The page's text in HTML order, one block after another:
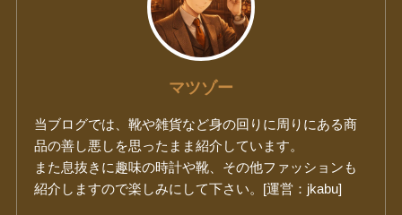
マツゾー
当ブログでは、靴や雑貨など身の回りに周りにある商
品の善し悪しを思ったまま紹介しています。
また息抜きに趣味の時計や靴、その他ファッションも
紹介しますので楽しみにして下さい。[運営：jkabu]